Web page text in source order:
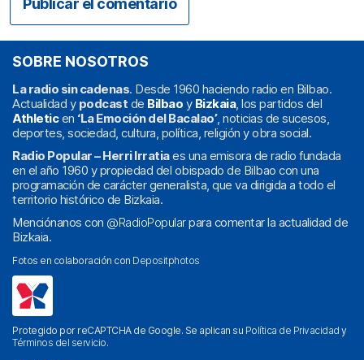
SOBRE NOSOTROS
La radio sin cadenas. Desde 1960 haciendo radio en Bilbao.
Actualidad y podcast de Bilbao y Bizkaia, los partidos del
Athleticen ‘La Emoción del Bacalao’, noticias de sucesos,
deportes, sociedad, cultura, política, religión y obra social.
Radio Popular – Herri Irratiaes una emisora de radio fundada
en el año 1960 y propiedad del obispado de Bilbao con una
programación de carácter generalista, que va dirigida a todo el
territorio histórico de Bizkaia.
Menciónanos con @RadioPopularpara comentar la actualidad de
Bizkaia.
Fotos en colaboración con Depositphotos
Protegido por reCAPTCHA de Google. Se aplican su Política de Privacidad y
Términos del servicio.